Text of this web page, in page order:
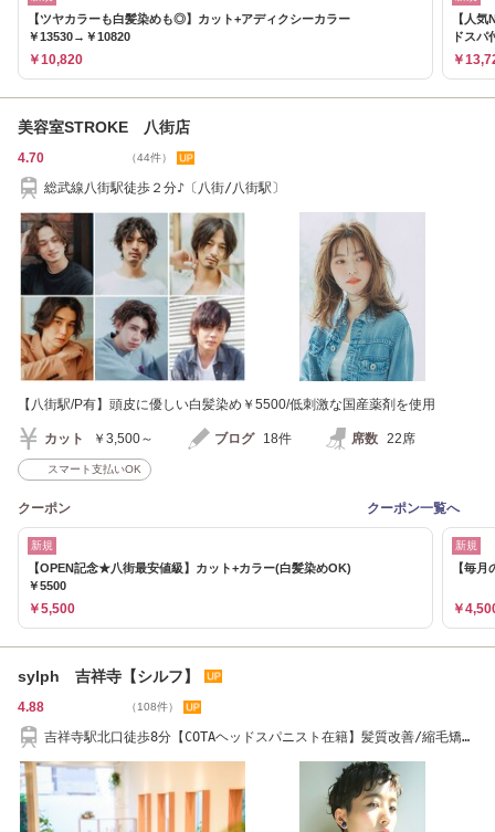
【ツヤカラーも白髪染めも◎】カット+アディクシーカラー
￥13530→￥10820
￥10,820
【人
ドスパ
￥
美容室STROKE 八街店
4.70 （44件）
総武線八街駅徒歩２分♪〔八街/八街駅〕
【八街駅/P有】頭皮に優しい白髪染め￥5500/低刺激な国産薬剤を使用
カット ￥3,500～ ブログ 18件 席数 22席
スマート支払いOK
クーポン クーポン一覧へ
新規
【OPEN記念★八街最安値級】カット+カラー(白髪染めOK)
￥5500
￥5,500
新規
【毎
￥
sylph 吉祥寺【シルフ】
4.88 （108件）
吉祥寺駅北口徒歩8分【COTAヘッドスパニスト在籍】髪質改善/縮毛矯